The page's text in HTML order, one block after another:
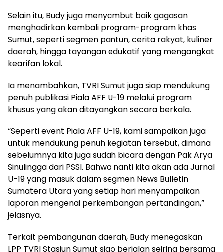
Selain itu, Budy juga menyambut baik gagasan
menghadirkan kembali program-program khas
Sumut, seperti segmen pantun, cerita rakyat, kuliner
daerah, hingga tayangan edukatif yang mengangkat
kearifan lokal.
Ia menambahkan, TVRI Sumut juga siap mendukung
penuh publikasi Piala AFF U-19 melalui program
khusus yang akan ditayangkan secara berkala.
“Seperti event Piala AFF U-19, kami sampaikan juga
untuk mendukung penuh kegiatan tersebut, dimana
sebelumnya kita juga sudah bicara dengan Pak Arya
Sinulingga dari PSSI. Bahwa nanti kita akan ada Jurnal
U-19 yang masuk dalam segmen News Bulletin
Sumatera Utara yang setiap hari menyampaikan
laporan mengenai perkembangan pertandingan,”
jelasnya.
Terkait pembangunan daerah, Budy menegaskan
LPP TVRI Stasiun Sumut siap berjalan seiring bersama